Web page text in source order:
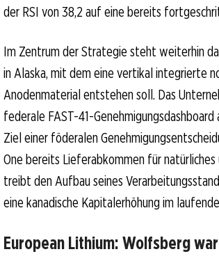
der RSI von 38,2 auf eine bereits
Im Zentrum der Strategie steht weiterhin
in Alaska, mit dem eine vertikal integrierte
Anodenmaterial entstehen soll. Das
federale FAST-41-
Ziel einer föderalen
One bereits Lieferabkommen für
treibt den Aufbau seines
eine kanadische Kapitalerhöhung im
European Lithium: Wolfsberg